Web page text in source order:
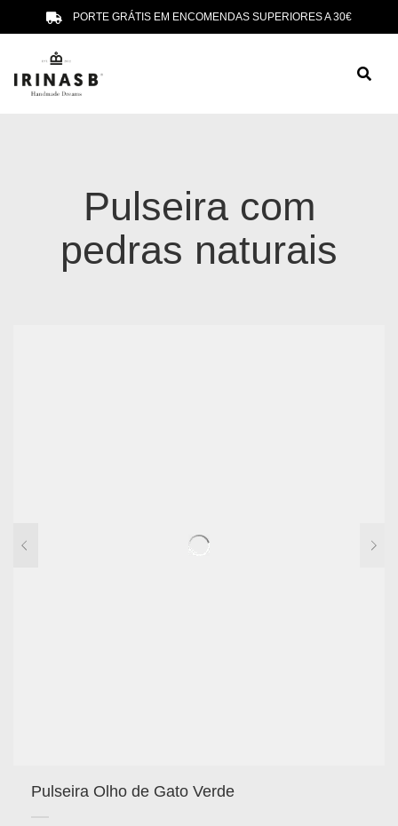
PORTE GRÁTIS EM ENCOMENDAS SUPERIORES A 30€
Pulseira com
pedras naturais
Pulseira Olho de Gato Verde